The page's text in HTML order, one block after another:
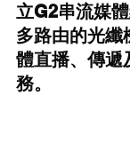
立G2串流媒
多路由的光纖
體直播、傳遞
務。